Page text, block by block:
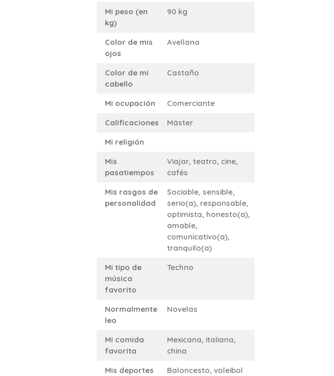
Mi peso (en
kg)
90 kg
Color de mis
ojos
Avellana
Color de mi
cabello
Castaño
Mi ocupación
Comerciante
Calificaciones
Máster
Mi religión
Mis
pasatiempos
Viajar, teatro, cine,
cafés
Mis rasgos de
personalidad
Sociable, sensible,
serio(a), responsable,
optimista, honesto(a),
amable,
comunicativo(a),
tranquilo(a)
Mi tipo de
música
favorito
Techno
Normalmente
leo
Novelas
Mi comida
favorita
Mexicana, italiana,
china
Mis deportes
Baloncesto, voleibol